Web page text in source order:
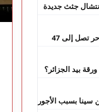
جثث جديدة
نشرة إنذارية.. موجة حر تصل إلى 47
بيد الجزائر؟
بسبب الأجور